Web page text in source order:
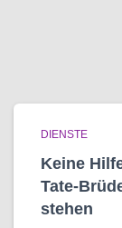
DIENSTE
Keine
Tate-
stehen